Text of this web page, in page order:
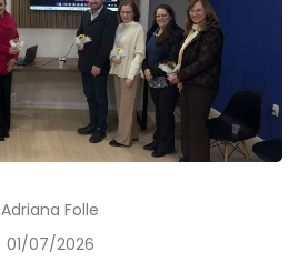
Adriana Folle
01/07/2026